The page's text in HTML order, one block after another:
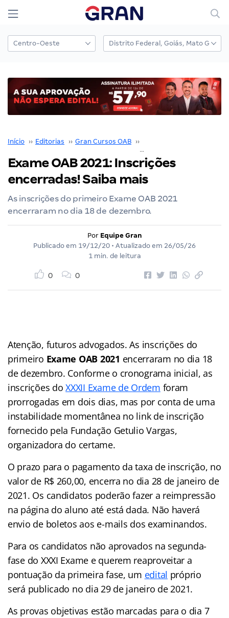
Início ›› Editorias ›› Gran Cursos OAB ››
Exame OAB 2021: Inscrições
encerradas! Saiba mais
As inscrições do primeiro Exame OAB 2021
encerraram no dia 18 de dezembro.
Por Equipe Gran
Publicado em 19/12/20 • Atualizado em 26/05/26
1 min. de leitura
0 0
Atenção, futuros advogados. As inscrições do
primeiro Exame OAB 2021 encerraram no dia 18
de dezembro. Conforme o cronograma inicial, as
inscrições doXXXII Exame de Ordem foram
prorrogadas em dois dias, mas por conta de uma
instabilidade momentânea no link de inscrição
fornecido pela Fundação Getulio Vargas,
organizadora do certame.
O prazo para o pagamento da taxa de inscrição, no
valor de R$ 260,00, encerra no dia 28 de janeiro de
2021. Os candidatos poderão fazer a reimpressão
na página do aluno até está dada. Não haverá
envio de boletos aos e-mails dos examinandos.
Para os candidatos não aprovados na segunda-
fase do XXXI Exame e querem reaproveitar a
pontuação da primeira fase, um edital próprio
será publicado no dia 29 de janeiro de 2021.
As provas objetivas estão marcadas para o dia 7